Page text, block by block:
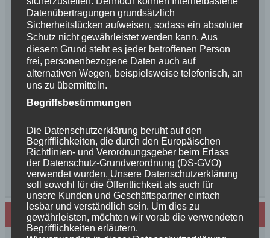
Schurkenfamilien und Freunden
Herzlichen Glückwunsch zum 4. Geburtstag
Unsere Feenkinder haben alle verzaubert
News++News++News++Unsere Feenkinder sind
geboren++
++NEWS++NEWS++NEWS++Wir sind
So schön, die Freundschaften der Schurkeneltern
Innigkeit, oder wahre Liebe
Unsere schöne BenBenkinder schicken
Urlaubsgrüße
++News++News++News++
Archiv
Datenübertragungen grundsätzlich
Sicherheitslücken aufweisen, sodass ein absoluter
Schutz nicht gewährleistet werden kann. Aus
diesem Grund steht es jeder betroffenen Person
frei, personenbezogene Daten auch auf
alternativen Wegen, beispielsweise telefonisch, an
uns zu übermitteln.
Begriffsbestimmungen
Die Datenschutzerklärung beruht auf den
Begrifflichkeiten, die durch den Europäischen
Richtlinien- und Verordnungsgeber beim Erlass
der Datenschutz-Grundverordnung (DS-GVO)
verwendet wurden. Unsere Datenschutzerklärung
soll sowohl für die Öffentlichkeit als auch für
unsere Kunden und Geschäftspartner einfach
lesbar und verständlich sein. Um dies zu
gewährleisten, möchten wir vorab die verwendeten
Begrifflichkeiten erläutern.